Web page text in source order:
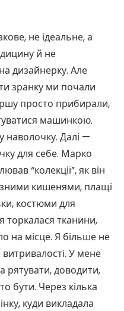
не ідеальне, а
й не
дизайнерку. Але
зранку ми почали
просто прибирали,
машинкою.
наволочку. Далі —
для себе. Марко
“колекції”, як він
кишенями, плащі
костюми для
торкалася тканини,
на місце. Я більше не
У мене
рятувати, доводити,
бути. Через кілька
куди викладала